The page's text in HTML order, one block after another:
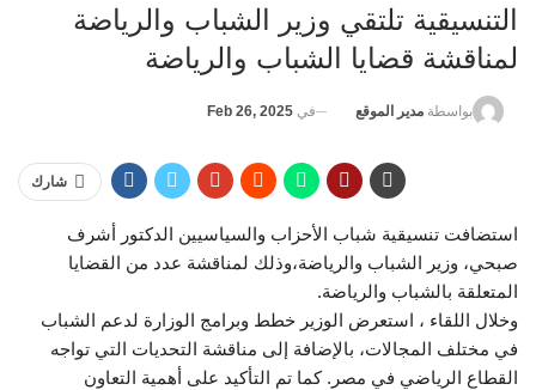
التنسيقية تلتقي وزير الشباب والرياضة
لمناقشة قضايا الشباب والرياضة
بواسطة مدير الموقع في Feb 26, 2025
شارك
استضافت تنسيقية شباب الأحزاب والسياسيين الدكتور أشرف
صبحي، وزير الشباب والرياضة،وذلك لمناقشة عدد من القضايا
المتعلقة بالشباب والرياضة.
وخلال اللقاء ، استعرض الوزير خطط وبرامج الوزارة لدعم الشباب
في مختلف المجالات، بالإضافة إلى مناقشة التحديات التي تواجه
القطاع الرياضي في مصر. كما تم التأكيد على أهمية التعاون